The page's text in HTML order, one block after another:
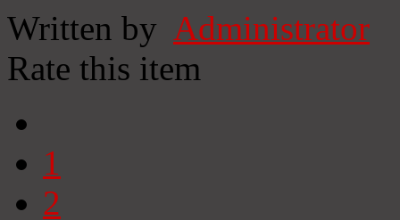
Written by Administrator
Rate this item
1
2